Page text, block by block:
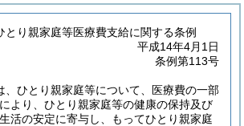
とり親家庭等医療費支給に関する条例
平成14年4月1日
条例第113号
、ひとり親家庭等について、医療費の一部
より、ひとり親家庭等の健康の保持及び
活の安定に寄与し、もってひとり親家庭